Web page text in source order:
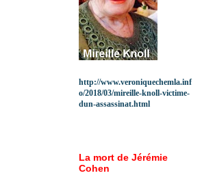
http://www.veroniquechemla.inf
o/2018/03/mireille-knoll-victime-
dun-assassinat.html
La mort de Jérémie
Cohen